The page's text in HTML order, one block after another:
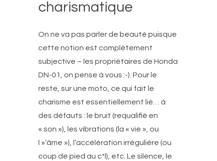
charismatique
On ne va pas parler de beauté puisque
cette notion est complètement
subjective – les propriétaires de Honda
DN-01, on pense à vous :-). Pour le
reste, sur une moto, ce qui fait le
charisme est essentiellement lié… à
des défauts : le bruit (requalifié en
« son »), les vibrations (la « vie », ou
l »‘âme »), l’accélération irrégulière (ou
coup de pied au c*l), etc. Le silence, le